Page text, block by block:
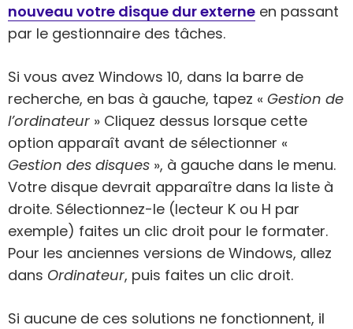
nouveau votre disque dur externe en passant
par le gestionnaire des tâches.
Si vous avez Windows 10, dans la barre de
recherche, en bas à gauche, tapez « Gestion de
l’ordinateur » Cliquez dessus lorsque cette
option apparaît avant de sélectionner «
Gestion des disques », à gauche dans le menu.
Votre disque devrait apparaître dans la liste à
droite. Sélectionnez-le (lecteur K ou H par
exemple) faites un clic droit pour le formater.
Pour les anciennes versions de Windows, allez
dans Ordinateur, puis faites un clic droit.
Si aucune de ces solutions ne fonctionnent, il